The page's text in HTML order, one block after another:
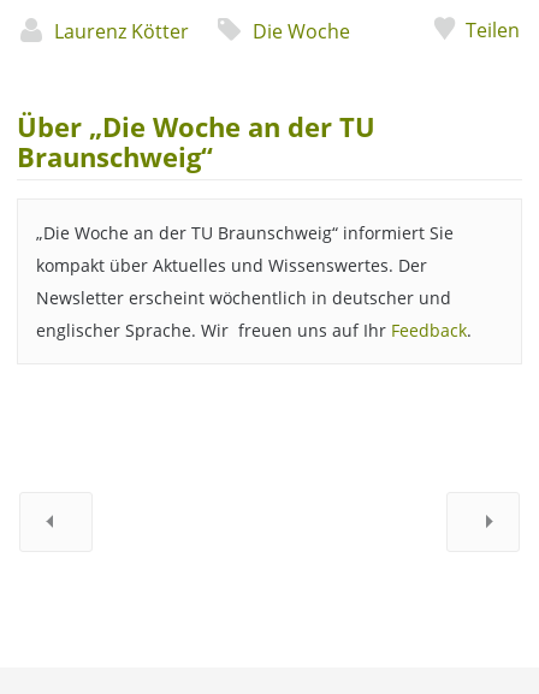
Laurenz Kötter Die Woche Teilen
Über „Die Woche an der TU
Braunschweig“
„Die Woche an der TU Braunschweig“ informiert Sie
kompakt über Aktuelles und Wissenswertes. Der
Newsletter erscheint wöchentlich in deutscher und
englischer Sprache. Wir freuen uns auf Ihr Feedback.